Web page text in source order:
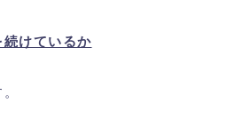
けているか